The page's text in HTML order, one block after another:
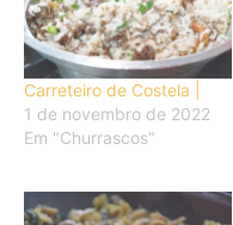
Carreteiro de Costela |
1 de novembro de 2022
Em "Churrascos"